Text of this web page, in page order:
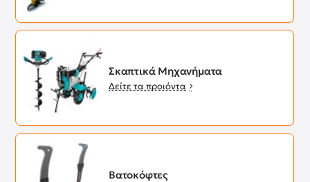
Σκαπτικά Μηχανήματα
Δείτε τα προιόντα
Βατοκόφτες